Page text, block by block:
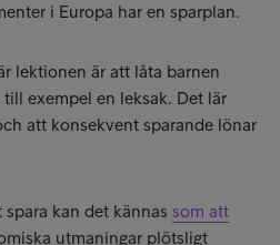
i Europa har en sparplan.
lektionen är att låta barnen
exempel en leksak. Det lär
att konsekvent sparande lönar
kan det kännas som att
utmaningar plötsligt